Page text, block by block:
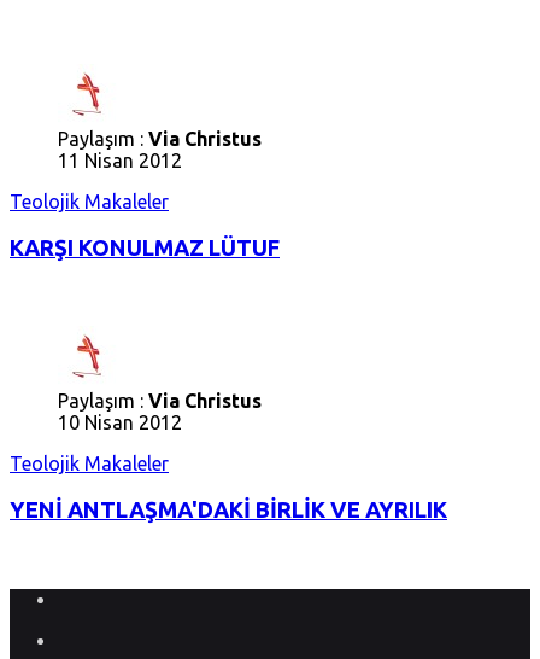
Paylaşım : Via Christus
11 Nisan 2012
Teolojik Makaleler
KARŞI KONULMAZ LÜTUF
Paylaşım : Via Christus
10 Nisan 2012
Teolojik Makaleler
YENİ ANTLAŞMA'DAKİ BİRLİK VE AYRILIK